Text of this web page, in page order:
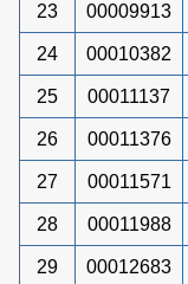
23 00009913
24 00010382
25 00011137
26 00011376
27 00011571
28 00011988
29 00012683